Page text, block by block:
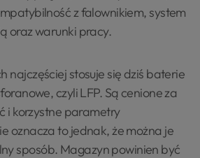
z falownikiem, system
oraz warunki pracy.
najczęściej stosuje się dziś baterie
czyli LFP. Są cenione za
i korzystne parametry
oznacza to jednak, że można je
sposób. Magazyn powinien być